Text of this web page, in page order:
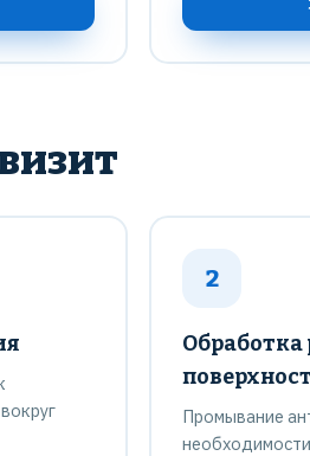
2
Обработка
Промывание